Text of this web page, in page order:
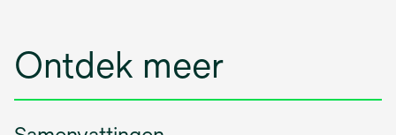
Ontdek meer